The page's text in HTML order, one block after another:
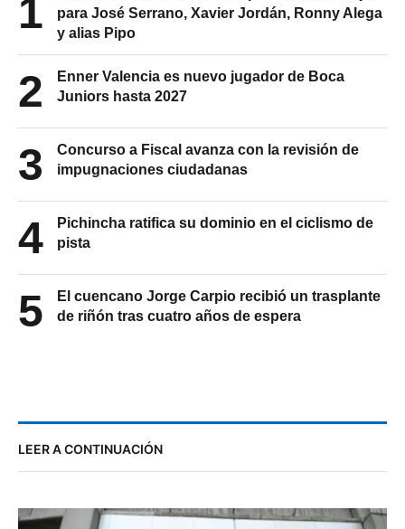
1
para José Serrano, Xavier Jordán, Ronny Alega
y alias Pipo
2
Enner Valencia es nuevo jugador de Boca
Juniors hasta 2027
3
Concurso a Fiscal avanza con la revisión de
impugnaciones ciudadanas
4
Pichincha ratifica su dominio en el ciclismo de
pista
5
El cuencano Jorge Carpio recibió un trasplante
de riñón tras cuatro años de espera
LEER A CONTINUACIÓN